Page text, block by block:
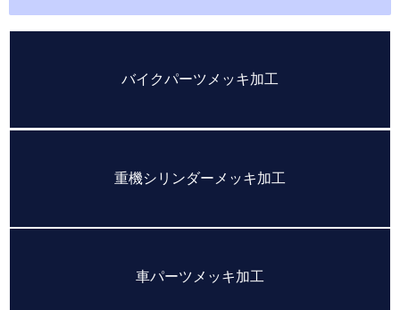
バイクパーツメッキ加工
重機シリンダーメッキ加工
車パーツメッキ加工